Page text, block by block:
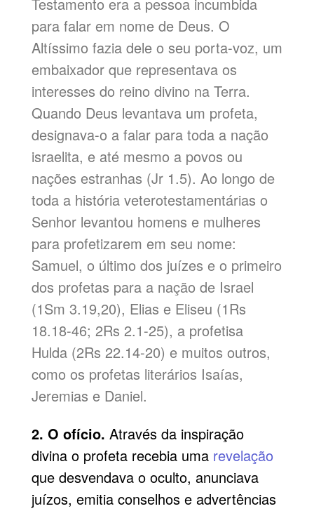
para falar em nome de Deus. O
Altíssimo fazia dele o seu porta-voz, um
embaixador que representava os
interesses do reino divino na Terra.
Quando Deus levantava um profeta,
designava-o a falar para toda a nação
israelita, e até mesmo a povos ou
nações estranhas (Jr 1.5). Ao longo de
toda a história veterotestamentárias o
Senhor levantou homens e mulheres
para profetizarem em seu nome:
Samuel, o último dos juízes e o primeiro
dos profetas para a nação de Israel
(1Sm 3.19,20), Elias e Eliseu (1Rs
18.18-46; 2Rs 2.1-25), a profetisa
Hulda (2Rs 22.14-20) e muitos outros,
como os profetas literários Isaías,
Jeremias e Daniel.
2. O ofício. Através da inspiração
divina o profeta recebia uma revelação
que desvendava o oculto, anunciava
juízos, emitia conselhos e advertências